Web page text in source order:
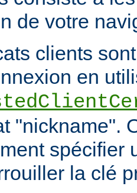
de votre
clients
en
"nickname".
spécifier
la clé